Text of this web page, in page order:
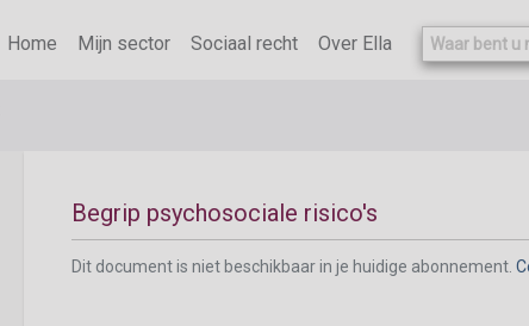
Home Mijn sector Sociaal recht Over Ella
Begrip psychosociale risico's
Dit document is niet beschikbaar in je huidige abonnement.